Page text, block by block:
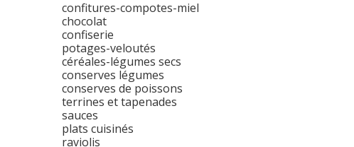
confitures-compotes-miel
chocolat
confiserie
potages-veloutés
céréales-légumes secs
conserves légumes
conserves de poissons
terrines et tapenades
sauces
plats cuisinés
raviolis